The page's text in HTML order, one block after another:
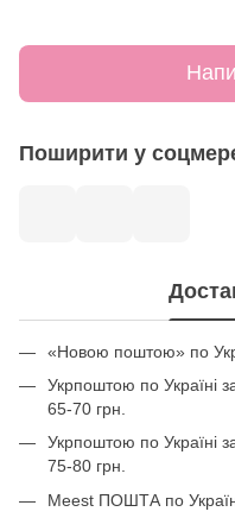
Поширити у
«Новою поштою» по
Укрпоштою по Україні
65-70 грн.
Укрпоштою по Україні
75-80 грн.
Meest ПОШТА по